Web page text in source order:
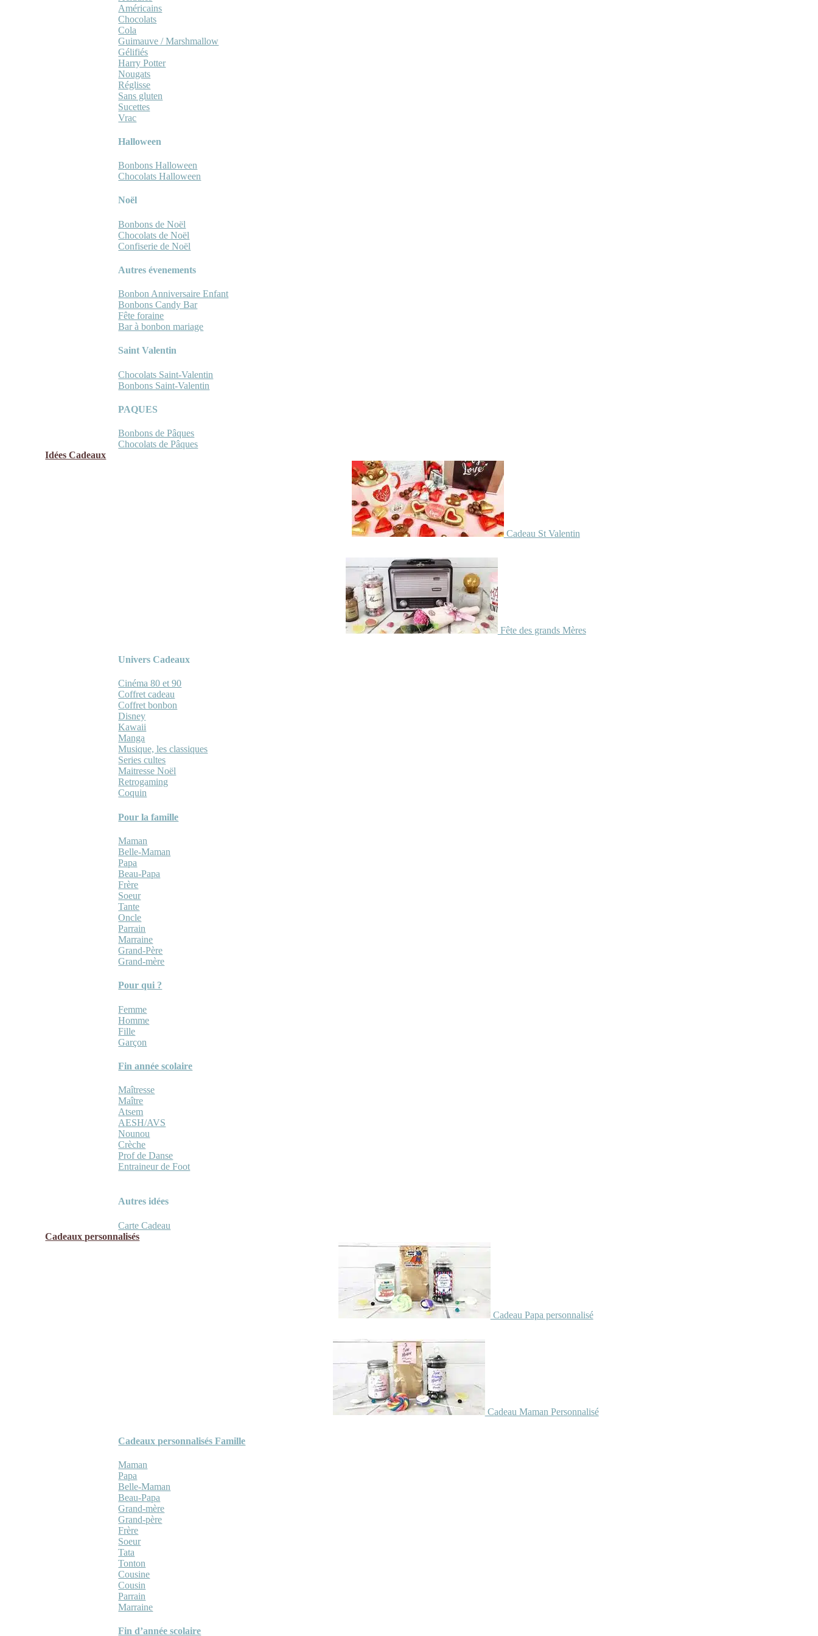
Américains
Chocolats
Cola
Guimauve / Marshmallow
Gélifiés
Harry Potter
Nougats
Réglisse
Sans gluten
Sucettes
Vrac
Halloween
Bonbons Halloween
Chocolats Halloween
Noël
Bonbons de Noël
Chocolats de Noël
Confiserie de Noël
Autres évenements
Bonbon Anniversaire Enfant
Bonbons Candy Bar
Fête foraine
Bar à bonbon mariage
Saint Valentin
Chocolats Saint-Valentin
Bonbons Saint-Valentin
PAQUES
Bonbons de Pâques
Chocolats de Pâques
Idées Cadeaux
Cadeau St Valentin
Fête des grands Mères
Univers Cadeaux
Cinéma 80 et 90
Coffret cadeau
Coffret bonbon
Disney
Kawaii
Manga
Musique, les classiques
Series cultes
Maitresse Noël
Retrogaming
Coquin
Pour la famille
Maman
Belle-Maman
Papa
Beau-Papa
Frère
Soeur
Tante
Oncle
Parrain
Marraine
Grand-Père
Grand-mère
Pour qui ?
Femme
Homme
Fille
Garçon
Fin année scolaire
Maîtresse
Maître
Atsem
AESH/AVS
Nounou
Crèche
Prof de Danse
Entraineur de Foot
Autres idées
Carte Cadeau
Cadeaux personnalisés
Cadeau Papa personnalisé
Cadeau Maman Personnalisé
Cadeaux personnalisés Famille
Maman
Papa
Belle-Maman
Beau-Papa
Grand-mère
Grand-père
Frère
Soeur
Tata
Tonton
Cousine
Cousin
Parrain
Marraine
Fin d’année scolaire